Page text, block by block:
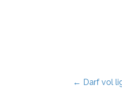
Posts
← Darf vol